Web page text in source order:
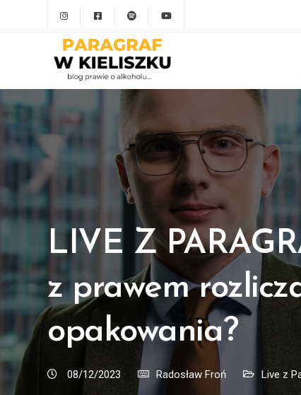
LIVE Z
z prawem
opakowania?
08/12/2023 Radosław Froń Live z